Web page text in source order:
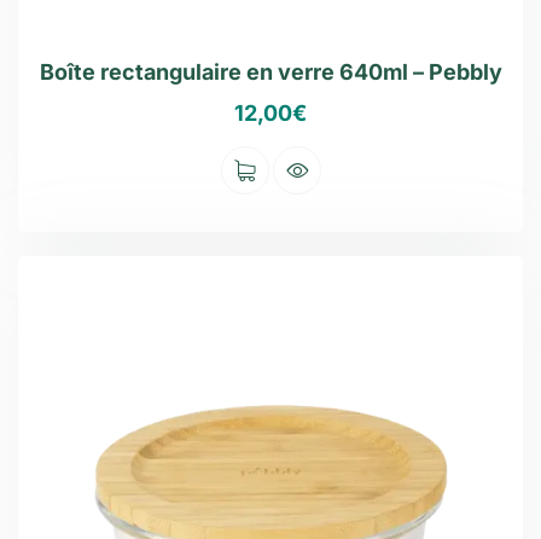
Boîte rectangulaire en verre 640ml – Pebbly
12,00€